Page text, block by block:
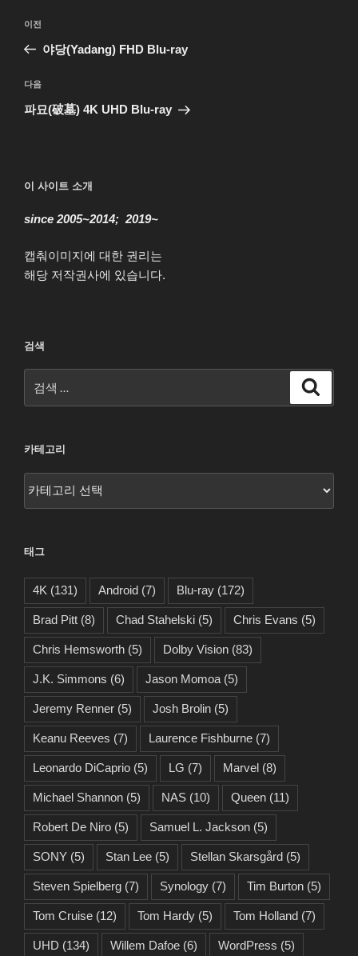
색
이
전
이전
야당(Yadang) FHD Blu-ray
다
음
다음
파묘(破墓) 4K UHD Blu-ray
이 사이트 소개
since 2005~2014; 2019~
캡춰이미지에 대한 권리는
해당 저작권사에 있습니다.
검색
색:
카테고리
태그
4K (131) Android (7) Blu-ray (172)
Brad Pitt (8) Chad Stahelski (5) Chris Evans (5)
Chris Hemsworth (5) Dolby Vision (83)
J.K. Simmons (6) Jason Momoa (5)
Jeremy Renner (5) Josh Brolin (5)
Keanu Reeves (7) Laurence Fishburne (7)
Leonardo DiCaprio (5) LG (7) Marvel (8)
Michael Shannon (5) NAS (10) Queen (11)
Robert De Niro (5) Samuel L. Jackson (5)
SONY (5) Stan Lee (5) Stellan Skarsgård (5)
Steven Spielberg (7) Synology (7) Tim Burton (5)
Tom Cruise (12) Tom Hardy (5) Tom Holland (7)
UHD (134) Willem Dafoe (6) WordPress (5)